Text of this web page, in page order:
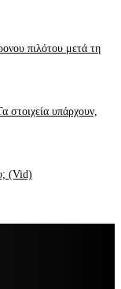
πιλότου μετά τη
στοιχεία υπάρχουν,
(Vid)